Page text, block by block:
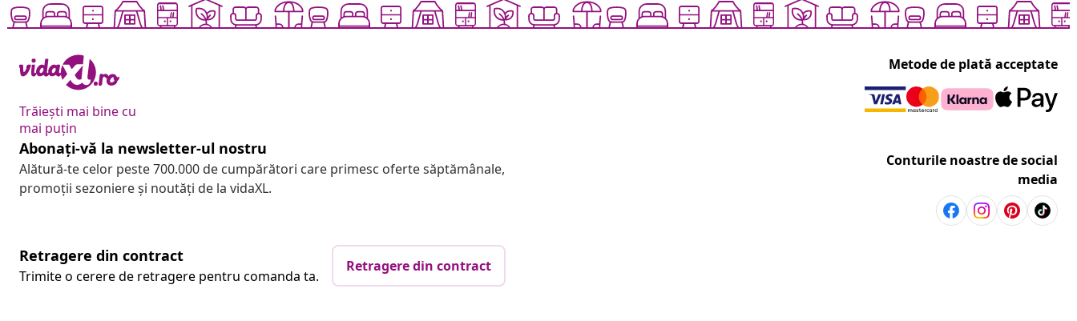
Trăiești mai bine cu
mai puțin
Metode de plată acceptate
Abonați-vă la newsletter-ul nostru
Alătură-te celor peste 700.000 de cumpărători care primesc oferte săptămânale,
promoții sezoniere și noutăți de la vidaXL.
Conturile noastre de social
media
Retragere din contract
Trimite o cerere de retragere pentru comanda ta.
Retragere din contract